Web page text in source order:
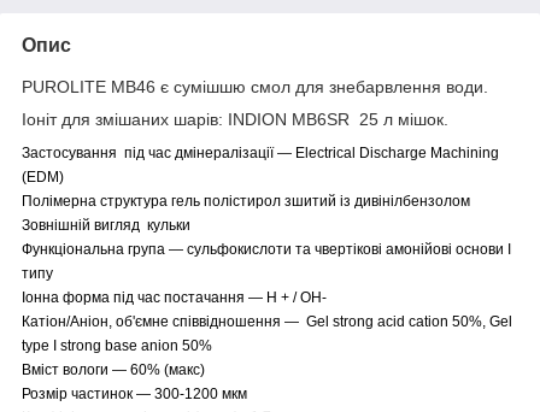
Опис
PUROLITE MB46 є сумішшю смол для знебарвлення води.
Іоніт для змішаних шарів: INDION MB6SR 25 л мішок.
Застосування під час дмінералізації — Electrical Discharge Machining
(EDM)
Полімерна структура гель полістирол зшитий із дивінілбензолом
Зовнішній вигляд кульки
Функціональна група — сульфокислоти та чвертікові амонійові основи I
типу
Іонна форма під час постачання — H + / OH-
Катіон/Аніон, об'ємне співвідношення — Gel strong acid cation 50%, Gel
type I strong base anion 50%
Вміст вологи — 60% (макс)
Розмір частинок — 300-1200 мкм